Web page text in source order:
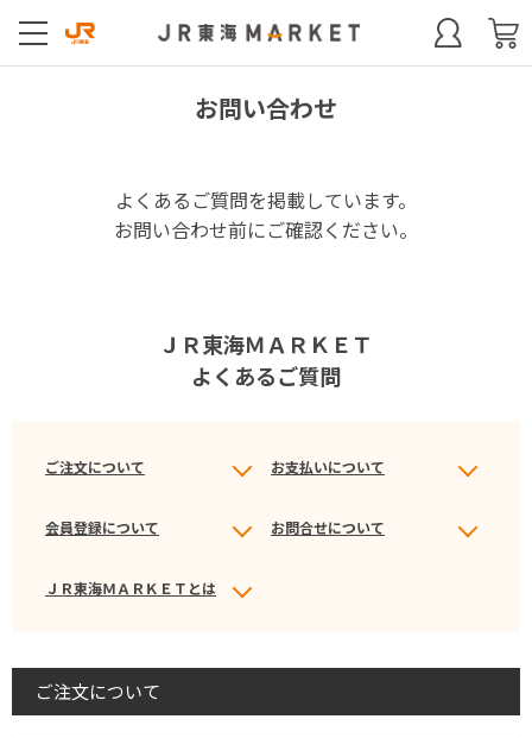
お問い合わせ
よくあるご質問を掲載しています。
お問い合わせ前にご確認ください。
ＪＲ東海ＭＡＲＫＥＴ
よくあるご質問
ご注文について お支払いについて
会員登録について お問合せについて
ＪＲ東海ＭＡＲＫＥＴとは
ご注文について